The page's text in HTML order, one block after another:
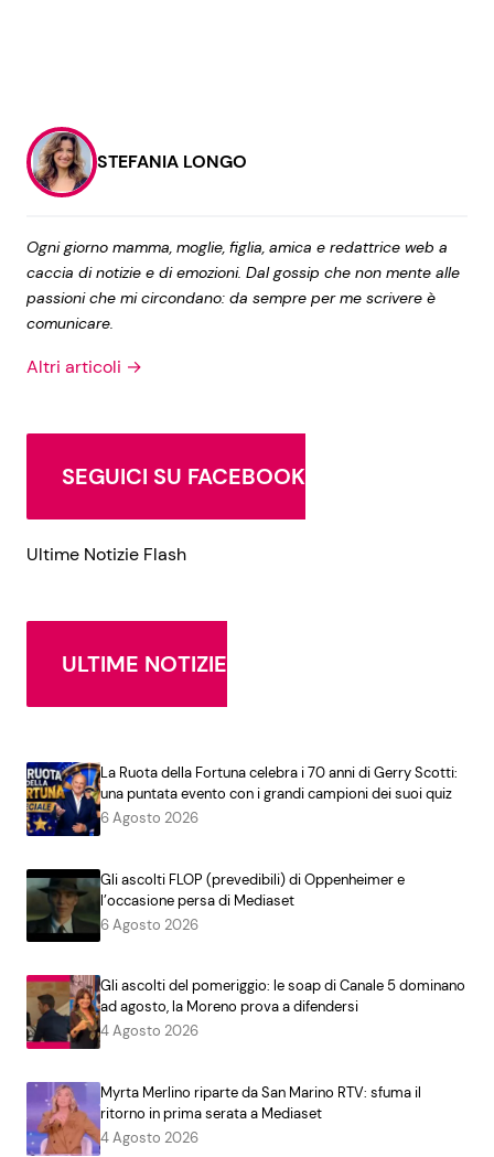
STEFANIA LONGO
Ogni giorno mamma, moglie, figlia, amica e redattrice web a
caccia di notizie e di emozioni. Dal gossip che non mente alle
passioni che mi circondano: da sempre per me scrivere è
comunicare.
Altri articoli →
SEGUICI SU FACEBOOK
Ultime Notizie Flash
ULTIME NOTIZIE
La Ruota della Fortuna celebra i 70 anni di Gerry Scotti:
una puntata evento con i grandi campioni dei suoi quiz
6 Agosto 2026
Gli ascolti FLOP (prevedibili) di Oppenheimer e
l’occasione persa di Mediaset
6 Agosto 2026
Gli ascolti del pomeriggio: le soap di Canale 5 dominano
ad agosto, la Moreno prova a difendersi
4 Agosto 2026
Myrta Merlino riparte da San Marino RTV: sfuma il
ritorno in prima serata a Mediaset
4 Agosto 2026